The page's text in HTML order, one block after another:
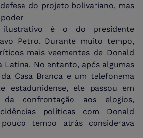
do projeto bolivariano, mas
ilustrativo é o do presidente
Petro. Durante muito tempo,
mais veementes de Donald
Latina. No entanto, após algumas
da Casa Branca e um telefonema
estadunidense, ele passou em
confrontação aos elogios,
políticas com Donald
tempo atrás considerava